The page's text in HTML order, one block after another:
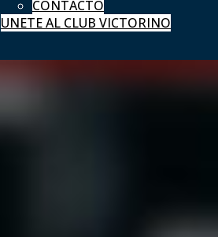
CONTACTO
UNETE AL CLUB VICTORINO